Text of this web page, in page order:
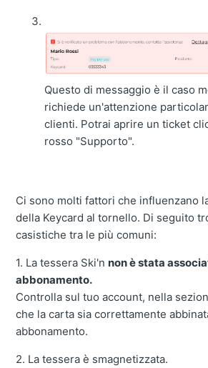
Questo di messaggio è il caso
richiede un'attenzione
clienti. Potrai aprire un ticket
rosso "Supporto".
Ci sono molti fattori che influenzano
della Keycard al tornello. Di seguito
casistiche tra le più comuni:
1. La tessera Ski'n non è stata
abbonamento.
Controlla sul tuo account, nella
che la carta sia correttamente
abbonamento.
2. La tessera è smagnetizzata.